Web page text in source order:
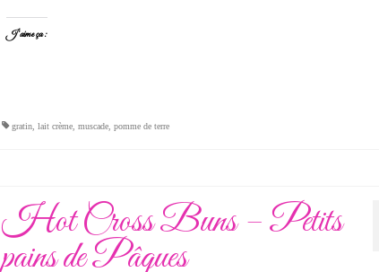
J’aime ça :
gratin, lait crème, muscade, pomme de terre
Hot Cross Buns – Petits
pains de Pâques